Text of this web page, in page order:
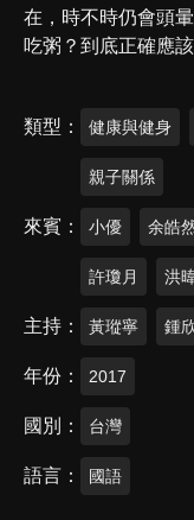
在，時不時仍會頭
吃粥？到底正確應
類型 健康與健身
親子關係
來賓 小優 余皓
許瓊月 洪
主持 黃瑽寧 鍾
年份 2017
國別 台灣
語言 國語